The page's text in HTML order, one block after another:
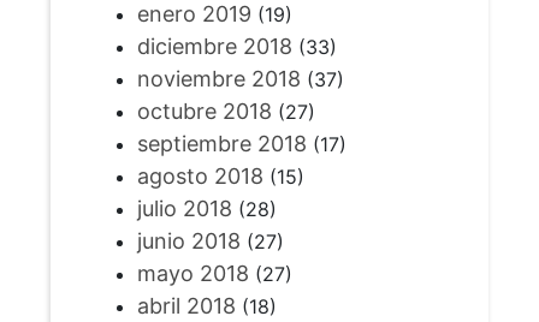
enero 2019 (19)
diciembre 2018 (33)
noviembre 2018 (37)
octubre 2018 (27)
septiembre 2018 (17)
agosto 2018 (15)
julio 2018 (28)
junio 2018 (27)
mayo 2018 (27)
abril 2018 (18)